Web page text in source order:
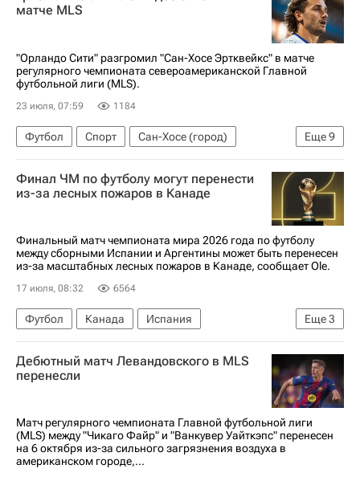
матче MLS
"Орландо Сити" разгромил "Сан-Хосе Эртквейкс" в матче
регулярного чемпионата североамериканской Главной
футбольной лиги (MLS).
23 июля, 07:59 1184
Еще9
Футбол Спорт
Сан-Хосе (город)
Франция
Антуан Гризманн
Брайан Охеда
Роберт Левандовский
Орландо Сити
Major League Soccer 2025
Суперкубок Испании
Финал ЧМ по футболу могут перенести
из-за лесных пожаров в Канаде
Финальный матч чемпионата мира 2026 года по футболу
между сборными Испании и Аргентины может быть перенесен
из-за масштабных лесных пожаров в Канаде, сообщает Ole.
17 июля, 08:32 6564
Еще3
Футбол Канада
Испания
Нью-Йорк (город)
Международная федерация футбола (ФИФА)
Дебютный матч Левандовского в MLS
перенесли
Матч регулярного чемпионата Главной футбольной лиги
(MLS) между "Чикаго Файр" и "Ванкувер Уайткэпс" перенесен
на 6 октября из-за сильного загрязнения воздуха в
американском городе,...